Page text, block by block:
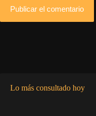
Publicar el comentario
Lo más consultado hoy